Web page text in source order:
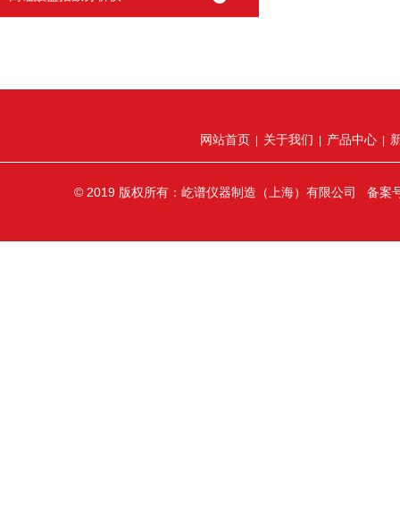
网站首页 关于我们 产品中心|
© 2019 版权所有：屹谱仪器制造（上海）有限公司 备案